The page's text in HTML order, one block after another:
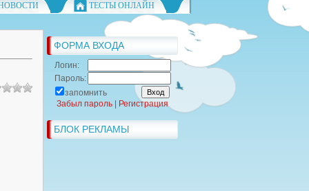
ТЕСТЫ ОНЛАЙН
ФОРМА ВХОДА
Логин:
Пароль:
запомнить
Забыл пароль
Регистрация
БЛОК РЕКЛАМЫ